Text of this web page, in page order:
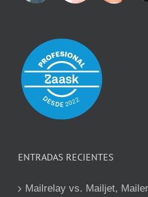
ENTRADAS RECIENTES
Mailrelay vs. Mailjet,